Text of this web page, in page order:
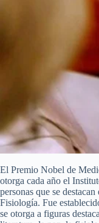
El Premio Nobel de
otorga cada año el
personas que se
Fisiología. Fue
se otorga a figuras